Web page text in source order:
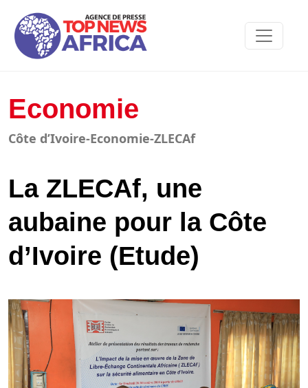
Economie
Côte d’Ivoire-Economie-ZLECAf
La ZLECAf, une
aubaine pour la Côte
d’Ivoire (Etude)